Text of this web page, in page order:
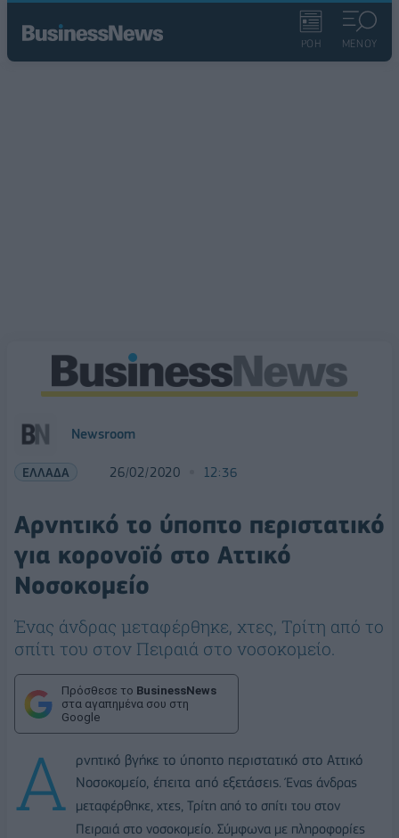
ΡΟΗ ΜΕΝΟΥ
Newsroom
ΕΛΛΑΔΑ 26/02/2020 12:36
Αρνητικό το ύποπτο περιστατικό
για κορονοϊό στο Αττικό
Νοσοκομείο
Ένας άνδρας μεταφέρθηκε, χτες, Τρίτη από το
σπίτι του στον Πειραιά στο νοσοκομείο.
Πρόσθεσε το BusinessNews
στα αγαπημένα σου στη
Google
Α
ρνητικό βγήκε το ύποπτο περιστατικό στο Αττικό
Νοσοκομείο, έπειτα από εξετάσεις.Ένας άνδρας
μεταφέρθηκε, χτες, Τρίτη από το σπίτι του στον
Πειραιά στο νοσοκομείο. Σύμφωνα με πληροφορίες